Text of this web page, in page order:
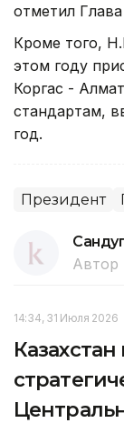
отметил
Кроме того,
этом году
Коргас -
стандартам,
год.
Президент
Автор
14:34, 31 Июля 2026